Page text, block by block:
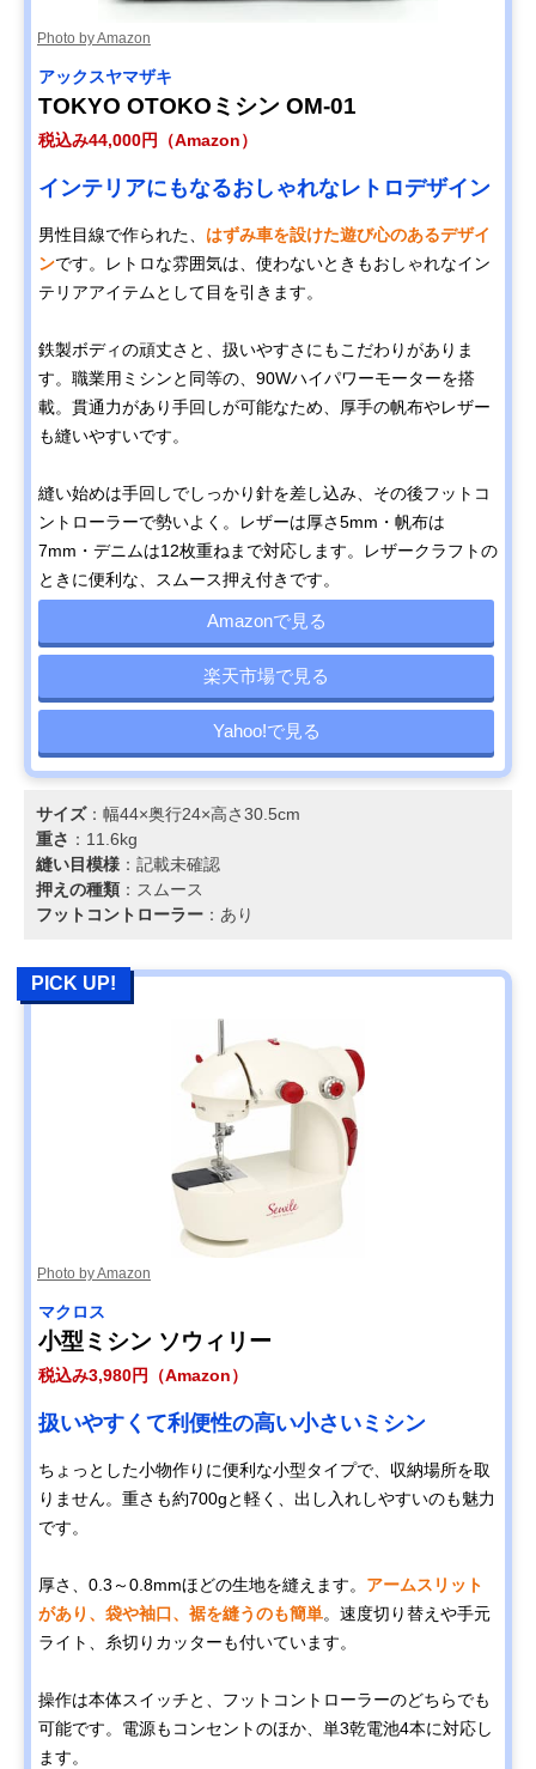
Photo by Amazon
アックスヤマザキ
TOKYO OTOKOミシン OM-01
税込み44,000円（Amazon）
インテリアにもなるおしゃれなレトロデザイン
男性目線で作られた、 はずみ車を設けた遊び心のあるデザイ
ンです。レトロな雰囲気は、使わないときもおしゃれなイン
テリアアイテムとして目を引きます。
鉄製ボディの頑丈さと、扱いやすさにもこだわりがありま
す。職業用ミシンと同等の、90Wハイパワーモーターを搭
載。貫通力があり手回しが可能なため、厚手の帆布やレザー
も縫いやすいです。
縫い始めは手回しでしっかり針を差し込み、その後フットコ
ントローラーで勢いよく。レザーは厚さ5mm・帆布は
7mm・デニムは12枚重ねまで対応します。レザークラフトの
ときに便利な、スムース押え付きです。
Amazonで見る
楽天市場で見る
Yahoo!で見る
サイズ：幅44×奥行24×高さ30.5cm
重さ ：11.6kg
縫い目模様 ：記載未確認
押えの種類 ：スムース
フットコントローラー ：あり
PICK UP!
Photo by Amazon
マクロス
小型ミシン ソウィリー
税込み3,980円（Amazon）
扱いやすくて利便性の高い小さいミシン
ちょっとした小物作りに便利な小型タイプで、収納場所を取
りません。重さも約700gと軽く、出し入れしやすいのも魅力
です。
厚さ、0.3～0.8mmほどの生地を縫えます。 アームスリット
があり、袋や袖口、裾を縫うのも簡単。速度切り替えや手元
ライト、糸切りカッターも付いています。
操作は本体スイッチと、フットコントローラーのどちらでも
可能です。電源もコンセントのほか、単3乾電池4本に対応し
ます。